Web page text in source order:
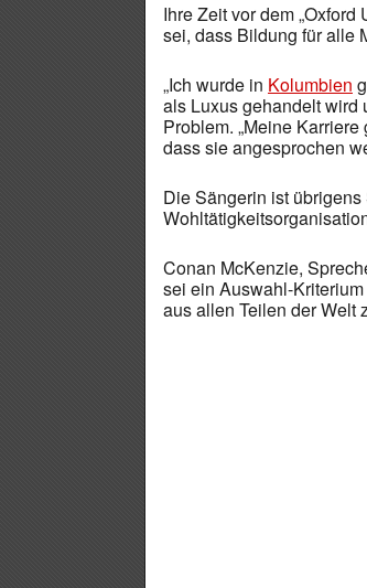
Ihre Zeit vor dem
sei, dass Bildung für alle
„Ich wurde in Kolumbien
als Luxus gehandelt wird
Problem. „Meine
dass sie angesprochen
Die Sängerin ist
Conan McKenzie,
sei ein Auswahl-
aus allen Teilen der Welt